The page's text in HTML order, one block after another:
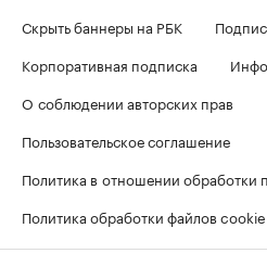
Скрыть баннеры на РБК
Корпоративная подписка
О соблюдении авторских прав
Пользовательское соглашение
Политика в отношении обработки
Политика обработки файлов cookie